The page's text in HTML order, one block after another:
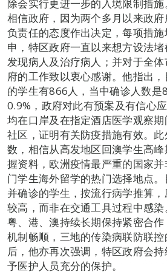
除会实行更进一步的入境限制措
相信政府，因为两个多月以来政
负责任的态度作出决定，每项措
申，特区政府一直以来想方设法
发现病人及治疗病人；并对于全
府的工作致以衷心感谢。他指出
的学生有866人，当中确诊人数是
0.9%，政府对此有预案及有信心
均在口岸及在指定酒店医学观察
社区，证明有关防疫措施有效。
数，相信从高发地区回澳学生高
握资料，欧洲疫情最严重的国家
门学生海外留学的热门选择地点
并确诊的学生，按流行病学推算
较高，而非在交通工具过程中感
粤、港、澳持续长期保持紧密合
机制畅顺，三地的传染病联防联
后，他亦再次强调，特区政府会
予医护人员充分的保护。